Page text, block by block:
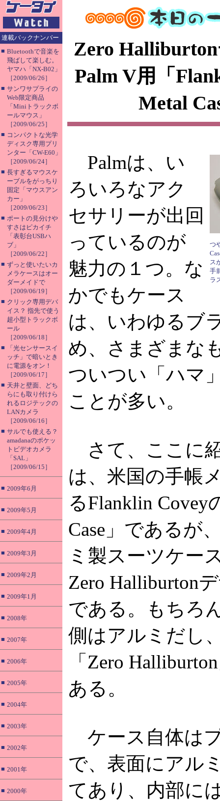
連載バックナンバー
■ Bluetoothで音楽を
飛ばして楽しむ。
ヤマハ「NX-B02」
［2009/06/26］
■ サンワサプライの
Web限定商品
「Miniトラックボ
ールマウス」
［2009/06/25］
■ コンパクトな光学
ディスク専用プリ
ンター「CW-E60」
［2009/06/24］
■ 長すぎるマウスケ
ーブルをがっちり
固定「マウスアン
カー」
［2009/06/23］
■ ポートの見分けや
すさはピカイチ
「表彰台USBハ
ブ」
［2009/06/22］
■ ずっと使いたいカ
メラケースはオー
ダーメイドで
［2009/06/19］
■ クリック専用デバ
イス？ 指先で使う
超小型トラックボ
ール
［2009/06/18］
■
「光センサースイ
ッチ」で暗いとき
に電源をオン！
［2009/06/17］
■ 天井と壁面、どち
らにも取り付けら
れるロジテックの
LANカメラ
［2009/06/16］
■ サルでも使える？
amadanaのポケッ
トビデオカメラ
「SAL」
［2009/06/15］
■ 2009年6月
■ 2009年5月
■ 2009年4月
■ 2009年3月
■ 2009年2月
■ 2009年1月
■ 2008年
■ 2007年
■ 2006年
■ 2005年
■ 2004年
■ 2003年
■ 2002年
■ 2001年
■ 2000年
Zero
Palm V用「
Metal
つ
ス
手
ラ
Palmは、い
ろいろなアク
セサリーが出回
っているのが
魅力の１つ。な
かでもケース
は、いわゆるブ
め、さまざまな
ついつい「ハマ
ことが多い。
さて、ここに
は、米国の手帳
るFlanklin Covey
Case」であるが
ミ製スーツケー
Zero Halliburton
である。もちろ
側はアルミだし
「Zero
ある。
ケース自体は
で、表面にアル
てあり、内部に